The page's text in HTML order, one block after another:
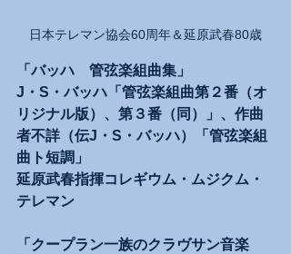
日本テレマン協会60周年＆延原武春80歳
「バッハ　管弦楽組曲集」
J・S・バッハ「管弦楽組曲第２番（オ
リジナル版）、第３番（同）」、作曲
者不詳（伝J・S・バッハ）「管弦楽組
曲ト短調」
延原武春指揮コレギウム・ムジクム・
テレマン
「クープラン一族のクラヴサン音楽